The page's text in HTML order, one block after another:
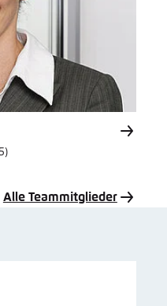
Alle Teammitglieder